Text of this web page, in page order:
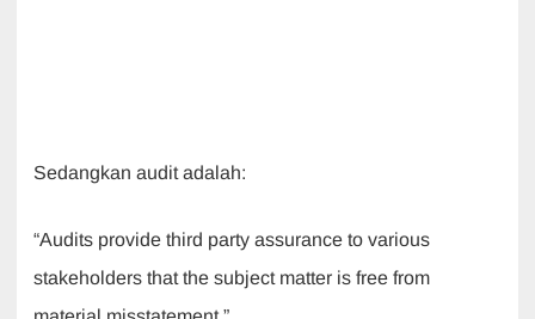
Sedangkan audit adalah:
“Audits provide third party assurance to various
stakeholders that the subject matter is free from